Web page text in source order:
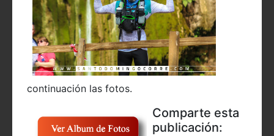
continuación las fotos.
Comparte esta
publicación: